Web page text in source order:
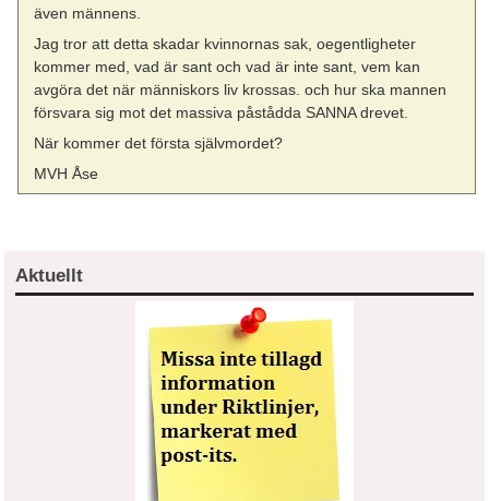
även männens.
Jag tror att detta skadar kvinnornas sak, oegentligheter
kommer med, vad är sant och vad är inte sant, vem kan
avgöra det när människors liv krossas. och hur ska mannen
försvara sig mot det massiva påstådda SANNA drevet.
När kommer det första självmordet?
MVH Åse
Aktuellt